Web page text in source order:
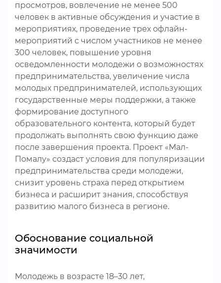
просмотров, вовлечение не менее 500
человек в активные обсуждения и участие в
мероприятиях, проведение трех офлайн-
мероприятий с числом участников не менее
300 человек, повышение уровня
осведомленности молодежи о возможностях
предпринимательства, увеличение числа
молодых предпринимателей, использующих
государственные меры поддержки, а также
формирование доступного
образовательного контента, который будет
продолжать выполнять свою функцию даже
после завершения проекта. Проект «Мал-
Помалу» создаст условия для популяризации
предпринимательства среди молодежи,
снизит уровень страха перед открытием
бизнеса и расширит знания, способствуя
развитию малого бизнеса в регионе.
Обоснование социальной
значимости
Молодежь в возрасте 18–30 лет,